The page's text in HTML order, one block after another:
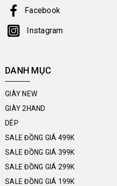
Facebook
Instagram
DANH MỤC
GIÀY NEW
GIÀY 2HAND
DÉP
SALE ĐỒNG GIÁ 499K
SALE ĐỒNG GIÁ 399K
SALE ĐỒNG GIÁ 299K
SALE ĐỒNG GIÁ 199K